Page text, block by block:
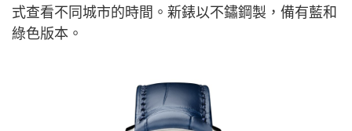
式查看不同城市的時間。新錶以不鏽鋼製，備有藍和
綠色版本。